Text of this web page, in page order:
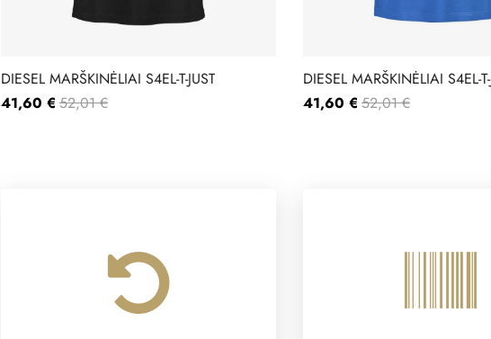
DIESEL MARŠKINĖLIAI S4EL-T-JUST
41,60 € 52,01 €
DIESEL MARŠKINĖLIAI S4EL-T-
41,60 € 52,01 €